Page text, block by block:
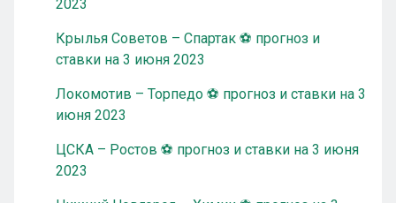
2023
Крылья Советов – Спартак ⚽ прогноз и
ставки на 3 июня 2023
Локомотив – Торпедо ⚽ прогноз и ставки на 3
июня 2023
ЦСКА – Ростов ⚽ прогноз и ставки на 3 июня
2023